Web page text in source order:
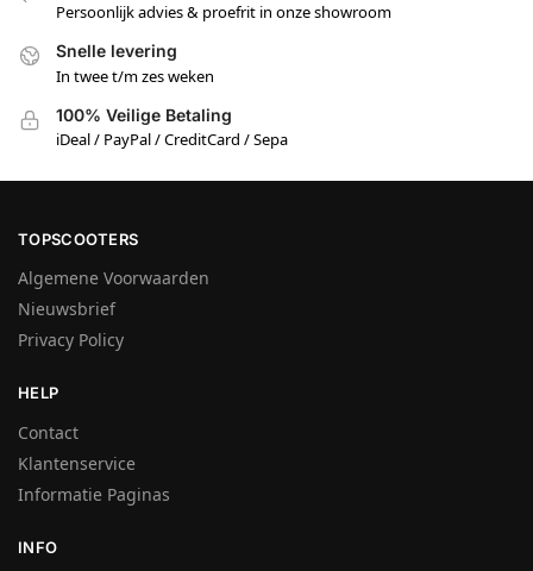
Persoonlijk advies & proefrit in onze showroom
Snelle levering
In twee t/m zes weken
100% Veilige Betaling
iDeal / PayPal / CreditCard / Sepa
TOPSCOOTERS
Algemene Voorwaarden
Nieuwsbrief
Privacy Policy
HELP
Contact
Klantenservice
Informatie Paginas
INFO